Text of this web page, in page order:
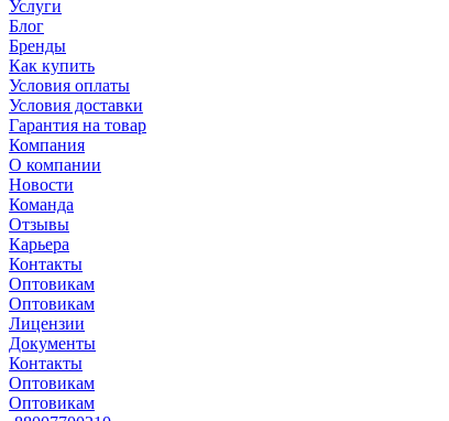
Услуги
Блог
Бренды
Как купить
Условия оплаты
Условия доставки
Гарантия на товар
Компания
О компании
Новости
Команда
Отзывы
Карьера
Контакты
Оптовикам
Оптовикам
Лицензии
Документы
Контакты
Оптовикам
Оптовикам